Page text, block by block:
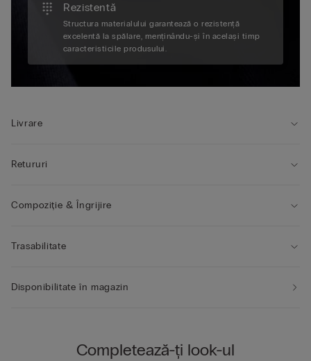
Rezistentă
Structura materialului garantează o rezistență
excelentă la spălare, menținându-și în același timp
caracteristicile produsului.
Livrare
Retururi
Compoziție & Îngrijire
Trasabilitate
Disponibilitate în magazin
Completează-ți look-ul